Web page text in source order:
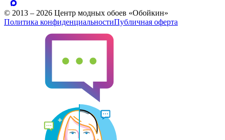
© 2013 – 2026 Центр модных обоев «Обойкин»
Политика конфиденциальностиПубличная оферта